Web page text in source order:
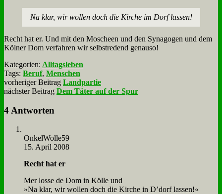
Na klar, wir wol­len doch die Kir­che im Dorf las­sen!
Recht hat er. Und mit den Mo­scheen und den Syn­ago­gen und dem
Köl­ner Dom ver­fah­ren wir selbst­re­dend ge­nau­so!
Kategorien: Alltagsleben
Tags: Beruf, Menschen
vorheriger Beitrag Landpartie
nächster Beitrag Dem Täter auf der Spur
4 Antworten
OnkelWolle59
15. April 2008
Recht hat er
Mer los­se de Dom in Köl­le und
»Na klar, wir wol­len doch die Kir­che in D’­dorf las­sen!«